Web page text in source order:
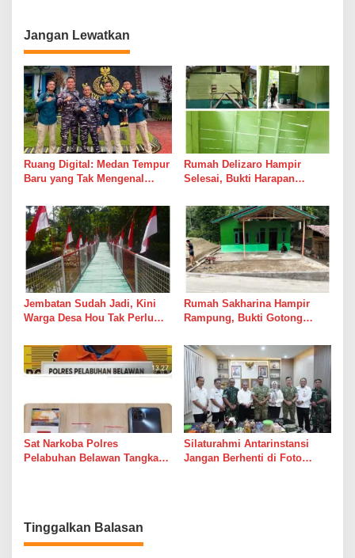
a
s
i
p
o
s
Jangan Lewatkan
Ruang Digital: Medan Tempur
Baru yang Tak Mengenal
Rumah Delizaro Hampir
Selesai, Bukti Harapan
Suara Palu dan Semen
Jembatan Sudah Jadi, Kini
Warga Desa Hou Tak Perlu
Sungai
Rumah Sakharina Hampir
Rampung, Bukti Gotong
dari Janji Banyak Orang
Sat Narkoba Polres
Pelabuhan Belawan Tangkap
Silaturahmi Antarinstansi
Jangan Berhenti di Foto
Tinggalkan Balasan